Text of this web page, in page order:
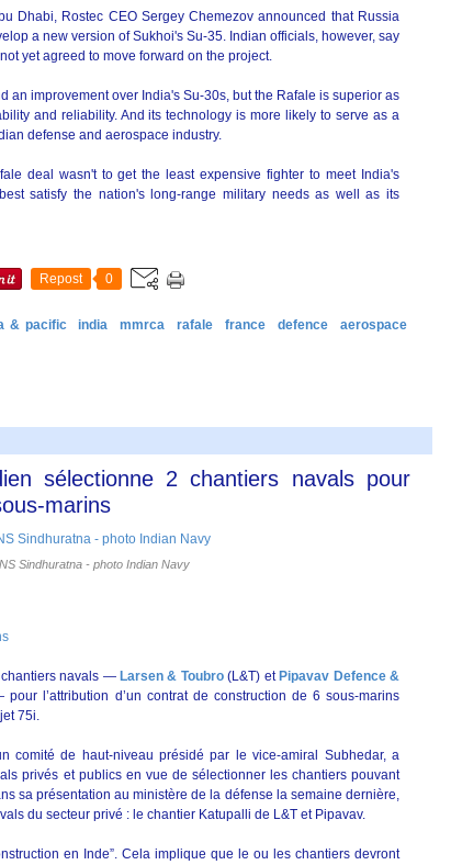
Dhabi, Rostec CEO Sergey Chemezov announced that Russia
a new version of Sukhoi's Su-35. Indian officials, however, say
yet agreed to move forward on the project.
an improvement over India's Su-30s, but the Rafale is superior as
and reliability. And its technology is more likely to serve as a
defense and aerospace industry.
deal wasn't to get the least expensive fighter to meet India's
satisfy the nation's long-range military needs as well as its
Repost 0
& pacific india mmrca rafale france defence
aerospace
sélectionne 2 chantiers navals pour
marins
Sindhuratna - photo Indian Navy
chantiers navals — Larsen & Toubro(L&T) et Pipavav Defence &
pour l’attribution d’un contrat de construction de 6 sous-marins
75i.
comité de haut-niveau présidé par le vice-amiral Subhedar, a
privés et publics en vue de sélectionner les chantiers pouvant
sa présentation au ministère de la défense la semaine dernière,
du secteur privé : le chantier Katupalli de L&T et Pipavav.
en Inde”. Cela implique que le ou les chantiers devront